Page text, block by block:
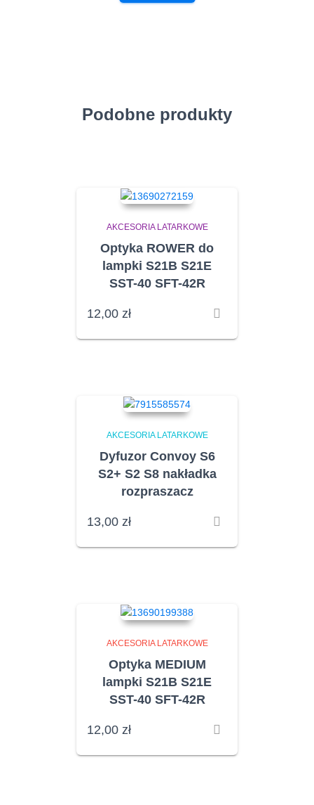
Podobne produkty
AKCESORIA LATARKOWE
Optyka ROWER do
lampki S21B S21E
SST-40 SFT-42R
12,00 zł
AKCESORIA LATARKOWE
Dyfuzor Convoy S6
S2+ S2 S8 nakładka
rozpraszacz
13,00 zł
AKCESORIA LATARKOWE
Optyka MEDIUM
lampki S21B S21E
SST-40 SFT-42R
12,00 zł